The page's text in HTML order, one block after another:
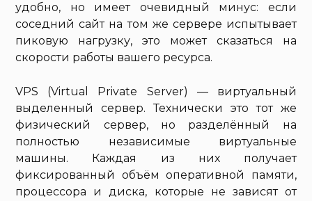
удобно, но имеет очевидный минус: если
соседний сайт на том же сервере испытывает
пиковую нагрузку, это может сказаться на
скорости работы вашего ресурса.
VPS (Virtual Private Server) — виртуальный
выделенный сервер. Технически это тот же
физический сервер, но разделённый на
полностью независимые виртуальные
машины. Каждая из них получает
фиксированный объём оперативной памяти,
процессора и диска, которые не зависят от